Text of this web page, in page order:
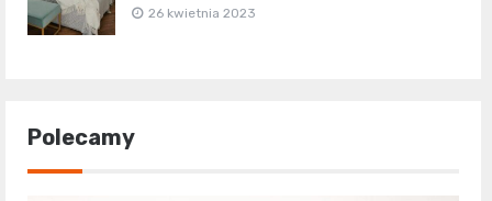
26 kwietnia 2023
Polecamy